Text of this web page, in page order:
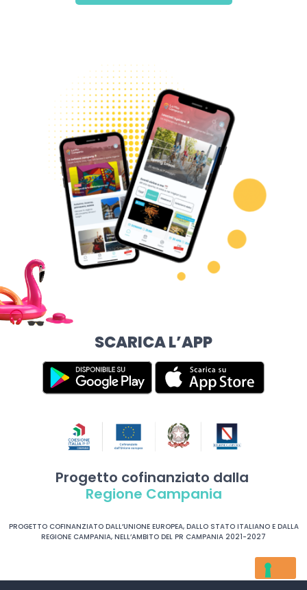
SCARICA L’APP
Progetto cofinanziato dalla
Regione Campania
PROGETTO COFINANZIATO DALL’UNIONE EUROPEA, DALLO STATO ITALIANO E DALLA
REGIONE CAMPANIA, NELL’AMBITO DEL PR CAMPANIA 2021-2027